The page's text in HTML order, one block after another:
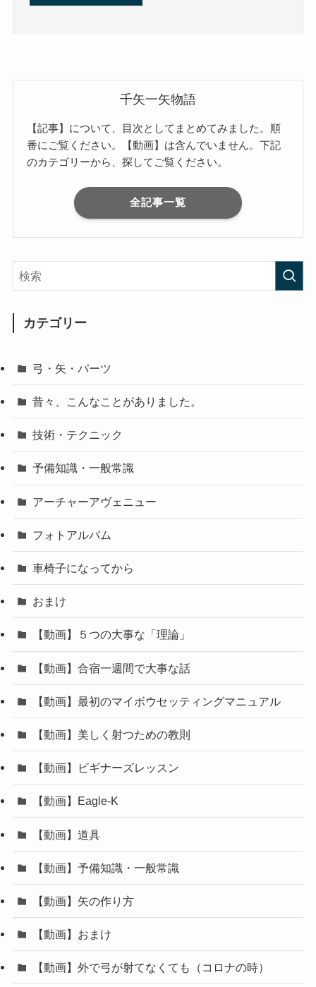
千矢一矢物語
【記事】について、目次としてまとめてみました。順
番にご覧ください。【動画】は含んでいません。下記
のカテゴリーから、探してご覧ください。
全記事一覧
カテゴリー
弓・矢・パーツ
昔々、こんなことがありました。
技術・テクニック
予備知識・一般常識
アーチャーアヴェニュー
フォトアルバム
車椅子になってから
おまけ
【動画】５つの大事な「理論」
【動画】合宿一週間で大事な話
【動画】最初のマイボウセッティングマニュアル
【動画】美しく射つための教則
【動画】ビギナーズレッスン
【動画】Eagle-K
【動画】道具
【動画】予備知識・一般常識
【動画】矢の作り方
【動画】おまけ
【動画】外で弓が射てなくても（コロナの時）